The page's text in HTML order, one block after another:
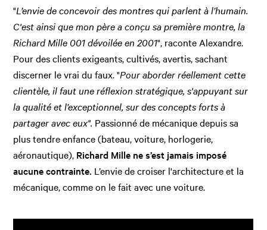
"L’envie de concevoir des montres qui parlent à l’humain.
C'est ainsi que mon père a conçu sa première montre, la
Richard Mille 001 dévoilée en 2001", raconte Alexandre.
Pour des clients exigeants, cultivés, avertis, sachant
discerner le vrai du faux. "Pour aborder réellement cette
clientèle, il faut une réflexion stratégique, s'appuyant sur
la qualité et l’exceptionnel, sur des concepts forts à
partager avec eux". Passionné de mécanique depuis sa
plus tendre enfance (bateau, voiture, horlogerie,
aéronautique), Richard Mille ne s’est jamais imposé
aucune contrainte. L’envie de croiser l'architecture et la
mécanique, comme on le fait avec une voiture.